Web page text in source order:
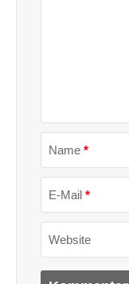
Name *
E-Mail *
Website